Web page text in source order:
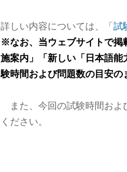
詳しい内容については、「試
※なお、当ウェブサイトで掲
施案内」「新しい「日本語
験時間および問題数の目安の
また、今回の試験時間およ
ください。